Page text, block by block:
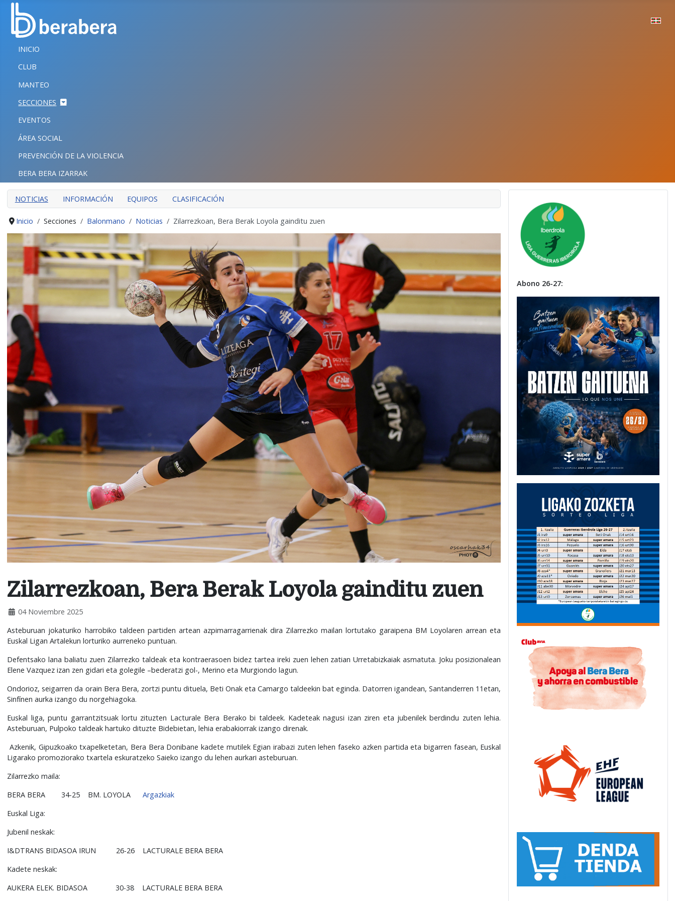
CERRAR
INICIO
CLUB
MANTEO
SECCIONES
EVENTOS
ÁREA SOCIAL
PREVENCIÓN DE LA VIOLENCIA
BERA BERA IZARRAK
INICIO
CLUB
MANTEO
SECCIONES
EVENTOS
ÁREA SOCIAL
PREVENCIÓN DE LA VIOLENCIA
BERA BERA IZARRAK
NOTICIAS INFORMACIÓN EQUIPOS CLASIFICACIÓN
Inicio Secciones Balonmano Noticias Zilarrezkoan, Bera Berak Loyola gainditu zuen
Zilarrezkoan, Bera Berak Loyola gainditu zuen
04 Noviembre 2025
Asteburuan jokaturiko harrobiko taldeen partiden artean azpimarragarrienak dira Zilarrezko mailan lortutako garaipena BM Loyolaren arrean eta
Euskal Ligan Artalekun lorturiko aurreneko puntuan.
Defentsako lana baliatu zuen Zilarrezko taldeak eta kontraerasoen bidez tartea ireki zuen lehen zatian Urretabizkaiak asmatuta. Joku posizionalean
Elene Vazquez izan zen gidari eta golegile –bederatzi gol-, Merino eta Murgiondo lagun.
Ondorioz, seigarren da orain Bera Bera, zortzi puntu dituela, Beti Onak eta Camargo taldeekin bat eginda. Datorren igandean, Santanderren 11etan,
Sinfínen aurka izango du norgehiagoka.
Euskal liga, puntu garrantzitsuak lortu zituzten Lacturale Bera Berako bi taldeek. Kadeteak nagusi izan ziren eta jubenilek berdindu zuten lehia.
Asteburuan, Pulpoko taldeak hartuko dituzte Bidebietan, lehia erabakiorrak izango direnak.
Azkenik, Gipuzkoako txapelketetan, Bera Bera Donibane kadete mutilek Egian irabazi zuten lehen faseko azken partida eta bigarren fasean, Euskal
Ligarako promoziorako txartela eskuratzeko Saieko izango du lehen aurkari asteburuan.
Zilarrezko maila:
BERA BERA
34-25 BM. LOYOLA
Argazkiak
Euskal Liga:
Jubenil neskak:
I&DTRANS BIDASOA IRUN
26-26
LACTURALE BERA BERA
Kadete neskak:
AUKERA ELEK. BIDASOA
30-38
LACTURALE BERA BERA
Abono 26-27: